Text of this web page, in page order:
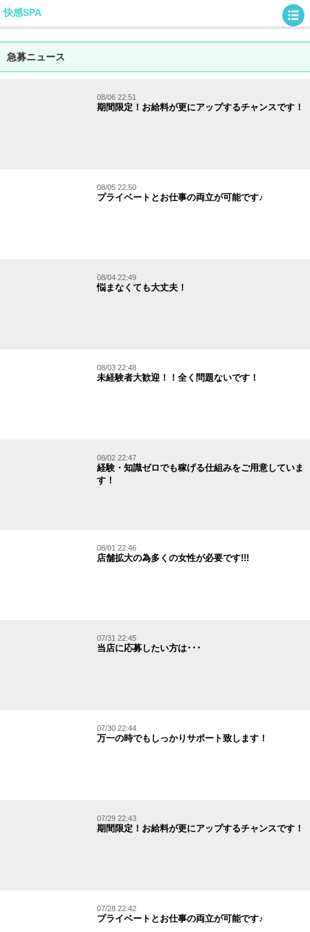
快感SPA
急募ニュース
08/06 22:51
期間限定！お給料が更にアップするチャンスです！
08/05 22:50
プライベートとお仕事の両立が可能です♪
08/04 22:49
悩まなくても大丈夫！
08/03 22:48
未経験者大歓迎！！全く問題ないです！
08/02 22:47
経験・知識ゼロでも稼げる仕組みをご用意していま
す！
08/01 22:46
店舗拡大の為多くの女性が必要です!!!
07/31 22:45
当店に応募したい方は･･･
07/30 22:44
万一の時でもしっかりサポート致します！
07/29 22:43
期間限定！お給料が更にアップするチャンスです！
07/28 22:42
プライベートとお仕事の両立が可能です♪